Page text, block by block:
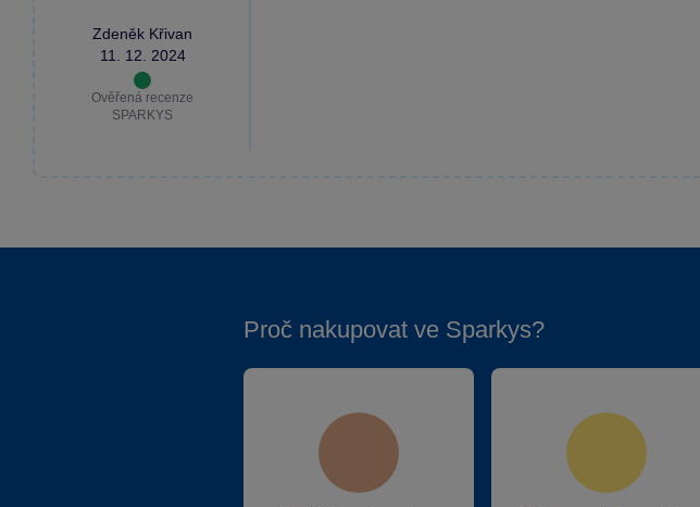
Zdeněk Křivan
11. 12. 2024
Ověřená recenze
SPARKYS
Proč nakupovat ve Sparkys?